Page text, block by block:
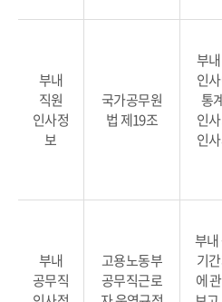
부내
직원
인사정
보
국가공무원
법 제19조
부
인
통
인
인
부내
공무직
고용노동부
공무직근로
부
기
에